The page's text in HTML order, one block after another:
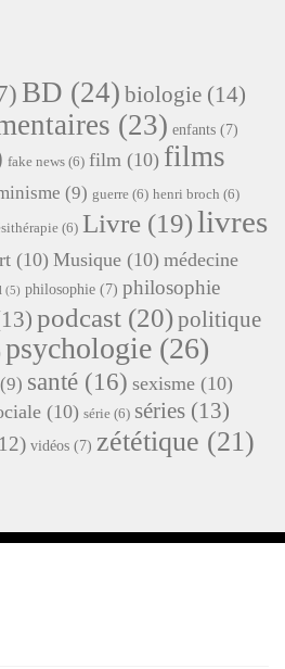
BD (24) biologie (14)
(23) enfants (7)
fake news (6) film (10) films
(9) guerre (6) henri broch (6)
(6) Livre (19)livres
(10) Musique (10) médecine
(5) philosophie (7) philosophie
podcast (20)politique
psychologie (26)
(9) santé (16) sexisme (10)
(10) série (6) séries (13)
vidéos (7) zététique (21)